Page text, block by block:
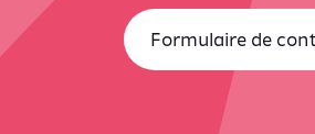
Formulaire de